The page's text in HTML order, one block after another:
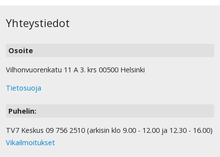
Yhteystiedot
Osoite
Vilhonvuorenkatu 11 A 3. krs 00500 Helsinki
Tietosuoja
Puhelin:
TV7 Keskus 09 756 2510 (arkisin klo 9.00 - 12.00 ja 12.30 - 16.00)
Vikailmoitukset